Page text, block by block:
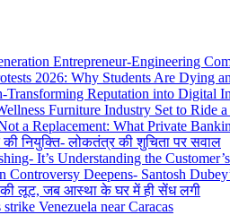
Entrepreneur-Engineering
2026: Why Students Are Dying
Transforming Reputation into Digital
Furniture Industry Set to
a Replacement: What Private
नियुक्ति- लोकतंत्र की शुचिता पर सवाल
It’s Understanding the
Controversy Deepens- Santosh
की लूट, जब आस्था के घर में ही सेंध लगी
Venezuela near Caracas